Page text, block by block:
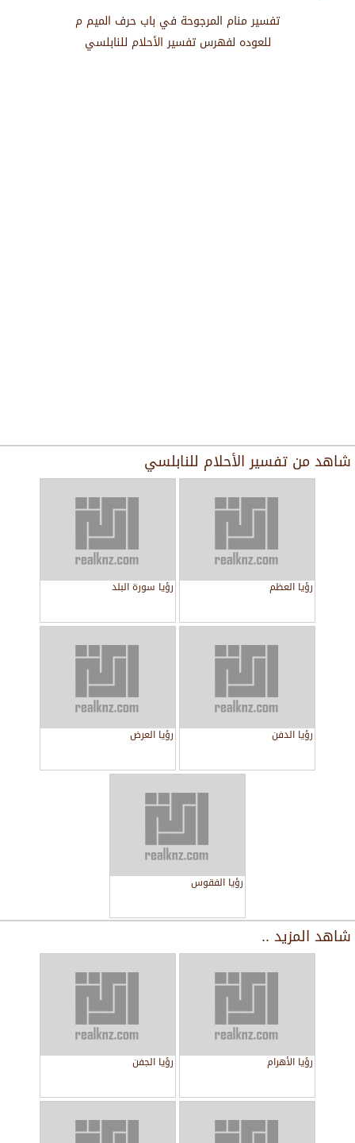
تفسير منام المرجوحة في باب حرف الميم م
للعوده لفهرس تفسير الأحلام للنابلسي
شاهد من تفسير الأحلام للنابلسي
رؤيا العظم رؤيا سورة البلد
رؤيا الدفن رؤيا العرض
رؤيا الفقوس
شاهد المزيد ..
رؤيا الأهرام رؤيا الجفن